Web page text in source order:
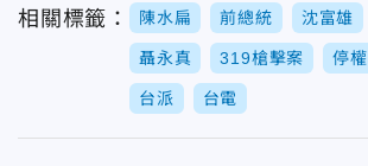
相關標籤： 陳水扁 前總統 沈富雄
聶永真 319槍擊案 停權
台派 台電